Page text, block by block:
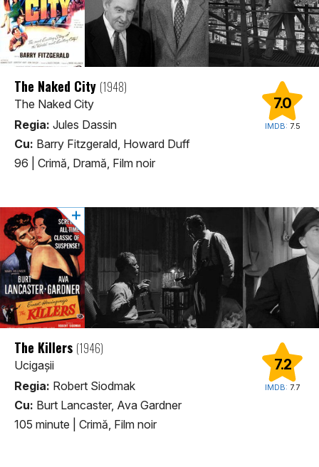
7.0
IMDB: 7.5
The Naked City (1948)
The Naked City
Regia: Jules Dassin
Cu: Barry Fitzgerald, Howard Duff
96
Crimă, Dramă, Film noir
7.2
IMDB: 7.7
The Killers (1946)
Ucigaşii
Regia: Robert Siodmak
Cu: Burt Lancaster, Ava Gardner
105 minute
Crimă, Film noir